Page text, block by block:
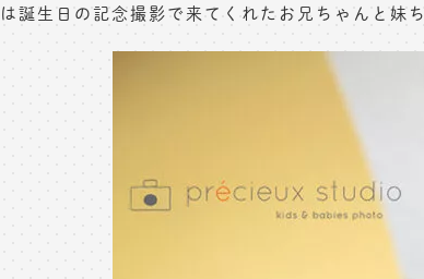
誕生日の記念撮影で来てくれたお兄ちゃんと妹